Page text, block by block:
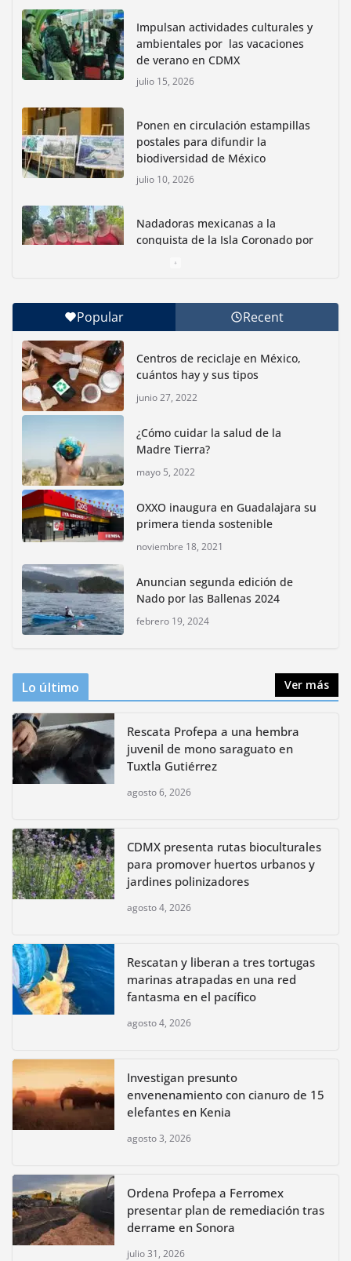
Impulsan actividades culturales y
ambientales por las vacaciones
de verano en CDMX
julio 15, 2026
Ponen en circulación estampillas
postales para difundir la
biodiversidad de México
julio 10, 2026
Nadadoras mexicanas a la
conquista de la Isla Coronado por
Con jornada informativa, Profepa y Humane World
for Animals buscan inhibir tráfico de aves
junio 15, 2026
Inauguran nuevo Embarcadero Cuemanco para
reactivar la zona lacustre de Xochimilco
junio 4, 2026
Rompe CDMX récords Reto Naturalista Urbano 2026 y
lidera la biodiversidad nacional
mayo 18, 2026
bioculturales para promover
huertos urbanos y jardines
polinizadores
Popular Recent
Centros de reciclaje en México,
cuántos hay y sus tipos
junio 27, 2022
¿Cómo cuidar la salud de la
Madre Tierra?
mayo 5, 2022
OXXO inaugura en Guadalajara su
primera tienda sostenible
noviembre 18, 2021
Anuncian segunda edición de
Nado por las Ballenas 2024
febrero 19, 2024
Lo último Ver más
Rescata Profepa a una hembra
juvenil de mono saraguato en
Tuxtla Gutiérrez
agosto 6, 2026
CDMX presenta rutas bioculturales
para promover huertos urbanos y
jardines polinizadores
agosto 4, 2026
Rescatan y liberan a tres tortugas
marinas atrapadas en una red
fantasma en el pacífico
agosto 4, 2026
Investigan presunto
envenenamiento con cianuro de 15
elefantes en Kenia
agosto 3, 2026
Ordena Profepa a Ferromex
presentar plan de remediación tras
derrame en Sonora
julio 31, 2026